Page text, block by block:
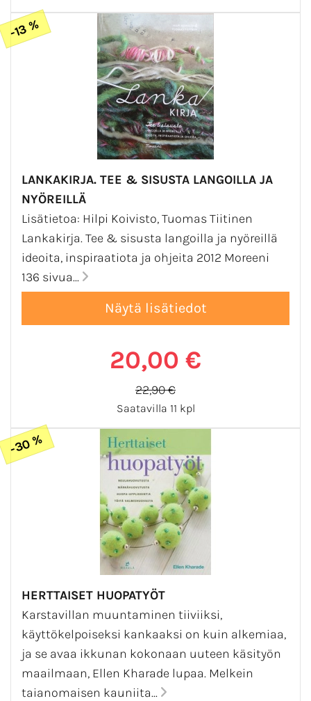
-13 %
LANKAKIRJA. TEE & SISUSTA LANGOILLA JA
NYÖREILLÄ
Lisätietoa: Hilpi Koivisto, Tuomas Tiitinen
Lankakirja. Tee & sisusta langoilla ja nyöreillä
ideoita, inspiraatiota ja ohjeita 2012 Moreeni
136 sivua...
20,00 €
22,90 €
Saatavilla 11 kpl
-30 %
HERTTAISET HUOPATYÖT
Karstavillan muuntaminen tiiviiksi,
käyttökelpoiseksi kankaaksi on kuin alkemiaa,
ja se avaa ikkunan kokonaan uuteen käsityön
maailmaan, Ellen Kharade lupaa. Melkein
taianomaisen kauniita...